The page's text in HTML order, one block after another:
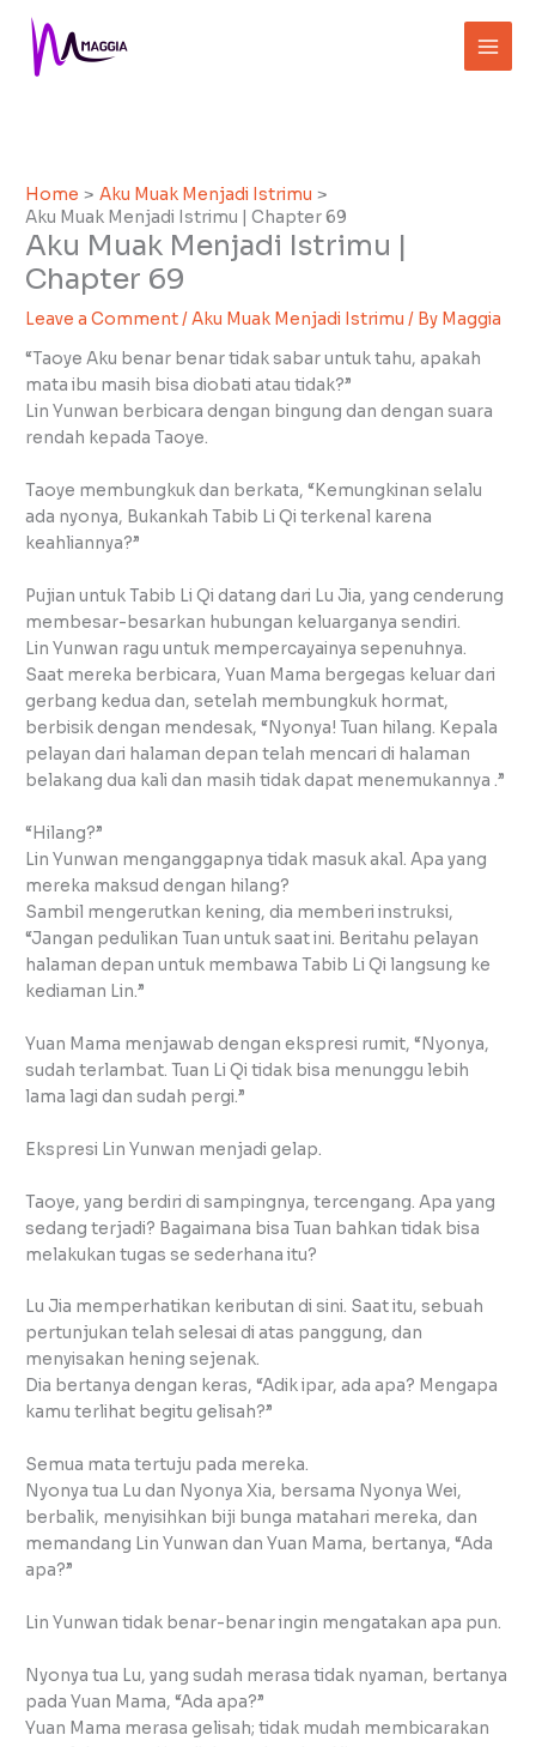
content
Home
Aku Muak Menjadi Istrimu
Aku Muak Menjadi Istrimu | Chapter 69
Aku Muak Menjadi Istrimu |
Chapter 69
Leave a Comment/Aku Muak Menjadi Istrimu / By Maggia
“Taoye Aku benar benar tidak sabar untuk tahu, apakah
mata ibu masih bisa diobati atau tidak?”
Lin Yunwan berbicara dengan bingung dan dengan suara
rendah kepada Taoye.
Taoye membungkuk dan berkata, “Kemungkinan selalu
ada nyonya, Bukankah Tabib Li Qi terkenal karena
keahliannya?”
Pujian untuk Tabib Li Qi datang dari Lu Jia, yang cenderung
membesar-besarkan hubungan keluarganya sendiri.
Lin Yunwan ragu untuk mempercayainya sepenuhnya.
Saat mereka berbicara, Yuan Mama bergegas keluar dari
gerbang kedua dan, setelah membungkuk hormat,
berbisik dengan mendesak, “Nyonya! Tuan hilang. Kepala
pelayan dari halaman depan telah mencari di halaman
belakang dua kali dan masih tidak dapat menemukannya .”
“Hilang?”
Lin Yunwan menganggapnya tidak masuk akal. Apa yang
mereka maksud dengan hilang?
Sambil mengerutkan kening, dia memberi instruksi,
“Jangan pedulikan Tuan untuk saat ini. Beritahu pelayan
halaman depan untuk membawa Tabib Li Qi langsung ke
kediaman Lin.”
Yuan Mama menjawab dengan ekspresi rumit, “Nyonya,
sudah terlambat. Tuan Li Qi tidak bisa menunggu lebih
lama lagi dan sudah pergi.”
Ekspresi Lin Yunwan menjadi gelap.
Taoye, yang berdiri di sampingnya, tercengang. Apa yang
sedang terjadi? Bagaimana bisa Tuan bahkan tidak bisa
melakukan tugas se sederhana itu?
Lu Jia memperhatikan keributan di sini. Saat itu, sebuah
pertunjukan telah selesai di atas panggung, dan
menyisakan hening sejenak.
Dia bertanya dengan keras, “Adik ipar, ada apa? Mengapa
kamu terlihat begitu gelisah?”
Semua mata tertuju pada mereka.
Nyonya tua Lu dan Nyonya Xia, bersama Nyonya Wei,
berbalik, menyisihkan biji bunga matahari mereka, dan
memandang Lin Yunwan dan Yuan Mama, bertanya, “Ada
apa?”
Lin Yunwan tidak benar-benar ingin mengatakan apa pun.
Nyonya tua Lu, yang sudah merasa tidak nyaman, bertanya
pada Yuan Mama, “Ada apa?”
Yuan Mama merasa gelisah; tidak mudah membicarakan